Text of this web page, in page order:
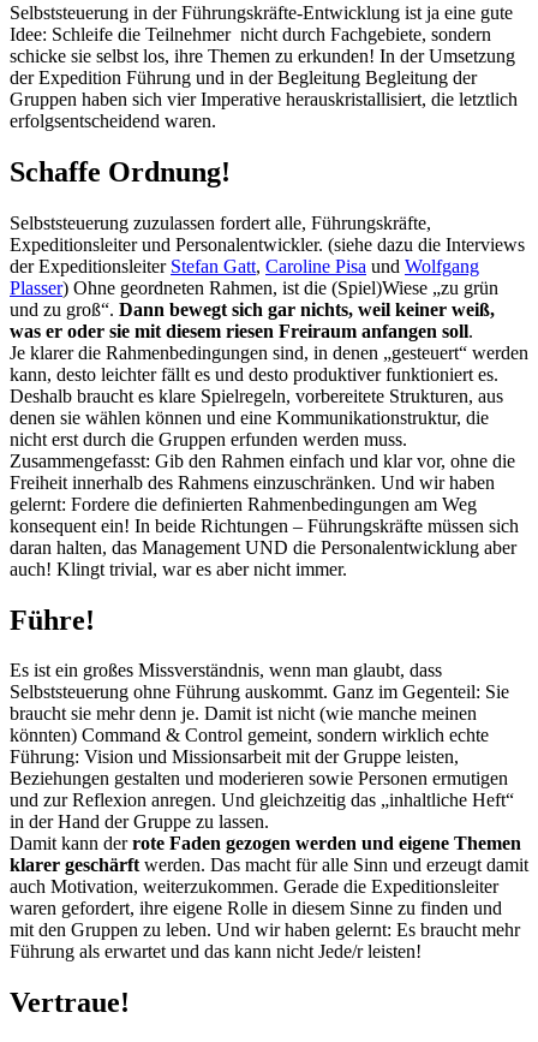
Selbststeuerung in der Führungskräfte-Entwicklung ist ja eine gute
Idee: Schleife die Teilnehmer nicht durch Fachgebiete, sondern
schicke sie selbst los, ihre Themen zu erkunden! In der Umsetzung
der Expedition Führung und in der Begleitung Begleitung der
Gruppen haben sich vier Imperative herauskristallisiert, die letztlich
erfolgsentscheidend waren.
Schaffe Ordnung!
Selbststeuerung zuzulassen fordert alle, Führungskräfte,
Expeditionsleiter und Personalentwickler. (siehe dazu die Interviews
der Expeditionsleiter Stefan Gatt, Caroline Pisa und Wolfgang
Plasser) Ohne geordneten Rahmen, ist die (Spiel)Wiese „zu grün
und zu groß“. Dann bewegt sich gar nichts, weil keiner weiß,
was er oder sie mit diesem riesen Freiraum anfangen soll.
Je klarer die Rahmenbedingungen sind, in denen „gesteuert“ werden
kann, desto leichter fällt es und desto produktiver funktioniert es.
Deshalb braucht es klare Spielregeln, vorbereitete Strukturen, aus
denen sie wählen können und eine Kommunikationstruktur, die
nicht erst durch die Gruppen erfunden werden muss.
Zusammengefasst: Gib den Rahmen einfach und klar vor, ohne die
Freiheit innerhalb des Rahmens einzuschränken. Und wir haben
gelernt: Fordere die definierten Rahmenbedingungen am Weg
konsequent ein! In beide Richtungen – Führungskräfte müssen sich
daran halten, das Management UND die Personalentwicklung aber
auch! Klingt trivial, war es aber nicht immer.
Führe!
Es ist ein großes Missverständnis, wenn man glaubt, dass
Selbststeuerung ohne Führung auskommt. Ganz im Gegenteil: Sie
braucht sie mehr denn je. Damit ist nicht (wie manche meinen
könnten) Command & Control gemeint, sondern wirklich echte
Führung: Vision und Missionsarbeit mit der Gruppe leisten,
Beziehungen gestalten und moderieren sowie Personen ermutigen
und zur Reflexion anregen. Und gleichzeitig das „inhaltliche Heft“
in der Hand der Gruppe zu lassen.
Damit kann derrote Faden gezogen werden und eigene Themen
klarer geschärftwerden. Das macht für alle Sinn und erzeugt damit
auch Motivation, weiterzukommen. Gerade die Expeditionsleiter
waren gefordert, ihre eigene Rolle in diesem Sinne zu finden und
mit den Gruppen zu leben. Und wir haben gelernt: Es braucht mehr
Führung als erwartet und das kann nicht Jede/r leisten!
Vertraue!